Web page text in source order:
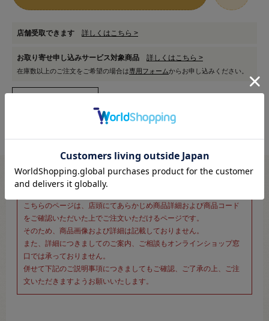
店舗受取できます 詳しくはこちら >
お取り寄せ申し込みサービス対象商品 詳しくはこちら >
在庫数以上のご注文をご希望の場合は専用フォームからお申し込みください。
※新宿オカダヤ本店お取り扱い商品のご注文専用ページです※
こちらのページは、店頭にてあらかじめ商品詳細および商品コード
をご確認いただいた上でご注文いただけるページです。
そのため、商品画像および詳細は記載しておりません。
また、詳細につきましてのご案内、ご相談もオンラインショップ窓
口では承っておりません。
併せて下記のご説明事項につきましてもご確認、ご了承の上、ご注
文いただきますようお願いいたします。